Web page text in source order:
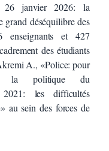
janvier 2026: la
grand déséquilibre des
enseignants et 427
des étudiants
A., «Police: pour
la politique du
les difficultés
au sein des forces de